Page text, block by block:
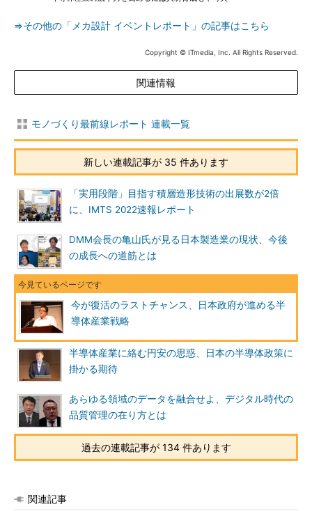
⇒その他の「メカ設計 イベントレポート」の記事はこちら
Copyright © ITmedia, Inc. All Rights Reserved.
関連情報
モノづくり最前線レポート 連載一覧
新しい連載記事が 35 件あります
「実用段階」目指す積層造形技術の出展数が2倍
に、IMTS 2022速報レポート
DMM会長の亀山氏が見る日本製造業の現状、今後
の成長への道筋とは
今が復活のラストチャンス、日本政府が進める半
導体産業戦略
半導体産業に絡む円安の思惑、日本の半導体政策に
掛かる期待
あらゆる領域のデータを融合せよ、デジタル時代の
品質管理の在り方とは
過去の連載記事が 134 件あります
関連記事